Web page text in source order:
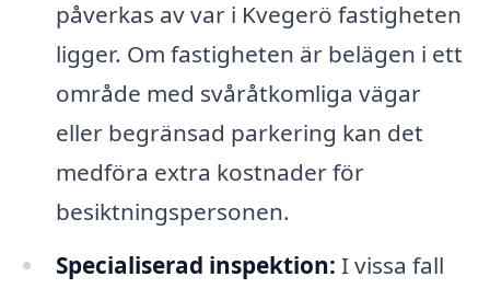
påverkas av var i Kvegerö fastigheten
ligger. Om fastigheten är belägen i ett
område med svåråtkomliga vägar
eller begränsad parkering kan det
medföra extra kostnader för
besiktningspersonen.
Specialiserad inspektion: I vissa fall